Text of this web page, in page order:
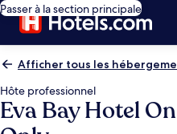
Passer à la section principale
Afficher tous les
Hôte professionnel
Eva Bay Hotel